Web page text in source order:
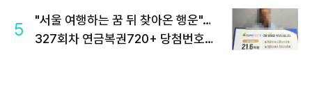
5
"서울 여행하는 꿈 뒤 찾아온 행운"…
327회차 연금복권720+ 당첨번호조